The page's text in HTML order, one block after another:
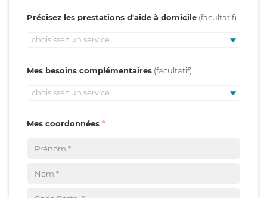
Précisez les prestations d'aide à domicile
choisissez un service
Mes besoins complémentaires
choisissez un service
Mes coordonnées